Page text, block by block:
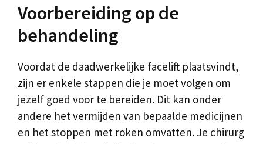
Voorbereiding op de
behandeling
Voordat de daadwerkelijke facelift plaatsvindt,
zijn er enkele stappen die je moet volgen om
jezelf goed voor te bereiden. Dit kan onder
andere het vermijden van bepaalde medicijnen
en het stoppen met roken omvatten. Je chirurg